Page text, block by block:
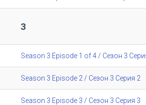
3
Season 3 Episode 1 of 4 / Сезон 3
Season 3 Episode 2 / Сезон 3 Серия 2
Season 3 Episode 3 / Сезон 3 Серия 3